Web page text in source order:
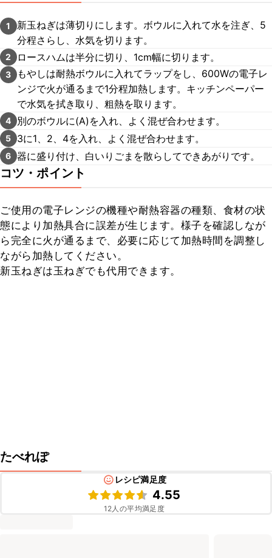
1
新玉ねぎは薄切りにします。ボウルに入れて水を注ぎ、5
分程さらし、水気を切ります。
2 ロースハムは半分に切り、1cm幅に切ります。
3
もやしは耐熱ボウルに入れてラップをし、600Wの電子レ
ンジで火が通るまで1分程加熱します。キッチンペーパー
で水気を拭き取り、粗熱を取ります。
4 別のボウルに(A)を入れ、よく混ぜ合わせます。
5 3に1、2、4を入れ、よく混ぜ合わせます。
6 器に盛り付け、白いりごまを散らしてできあがりです。
コツ・ポイント
ご使用の電子レンジの機種や耐熱容器の種類、食材の状
態により加熱具合に誤差が生じます。様子を確認しなが
ら完全に火が通るまで、必要に応じて加熱時間を調整し
ながら加熱してください。
新玉ねぎは玉ねぎでも代用できます。
たべれぽ
レシピ満足度
4.55
12人の平均満足度